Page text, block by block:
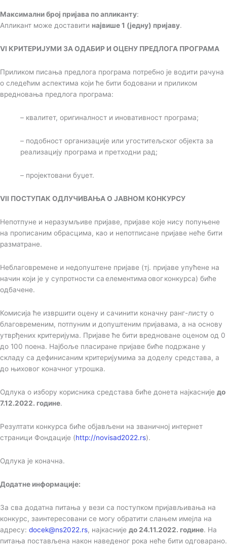
Максимални број пријава по апликанту:
Апликант може доставити највише 1 (једну) пријаву.
VI КРИТЕРИЈУМИ ЗА ОДАБИР И ОЦЕНУ ПРЕДЛОГА ПРОГРАМА
Приликом писања предлога програма потребно је водити рачуна
о следећим аспектима који ће бити бодовани и приликом
вредновања предлога програма:
– квалитет, oригиналност и иновативност програма;
– подобност организације или угоститељског објекта за
реализацију програма и претходни рад;
– пројектовани буџет.
VII ПОСТУПАК ОДЛУЧИВАЊА О ЈАВНОМ КОНКУРСУ
Непотпуне и неразумљиве пријаве, пријаве које нису попуњене
на прописаним обрасцима, као и непотписане пријаве неће бити
разматране.
Неблаговремене и недопуштене пријаве (тј. пријаве упућене на
начин који је у супротности са елементима овог конкурса) биће
одбачене.
Комисија ће извршити оцену и сачинити коначну ранг-листу о
благовременим, потпуним и допуштеним пријавама, а на основу
утврђених критеријума. Пријаве ће бити вредноване оценом од 0
до 100 поена. Најбоље пласиране пријаве биће подржане у
складу са дефинисаним критеријумима за доделу средстава, а
до њиховог коначног утрошка.
Одлука о избору корисника средстава биће донета најкасније до
7.12.2022. године.
Резултати конкурса биће објављени на званичној интернет
страници Фондације (http://novisad2022.rs).
Одлука је коначна.
Додатне информације:
За сва додатна питања у вези са поступком пријављивања на
конкурс, заинтересовани се могу обратити слањем имејла на
адресу: docek@ns2022.rs, најкасније до 24.11.2022. године. На
питања постављена након наведеног рока неће бити одговарано.